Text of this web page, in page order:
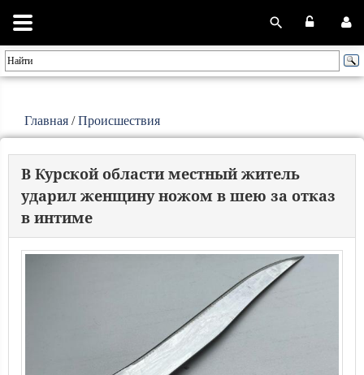
Главная /Происшествия
В Курской области местный житель
ударил женщину ножом в шею за отказ
в интиме